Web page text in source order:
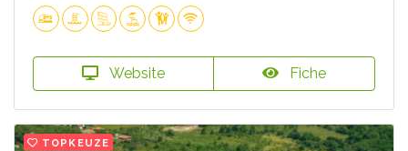
Website Fiche
TOPKEUZE